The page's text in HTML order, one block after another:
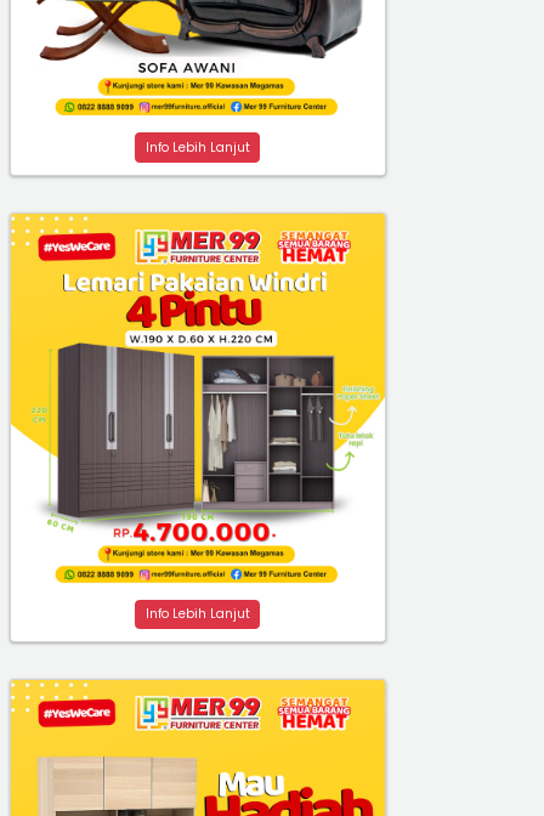
Info Lebih Lanjut
Info Lebih Lanjut